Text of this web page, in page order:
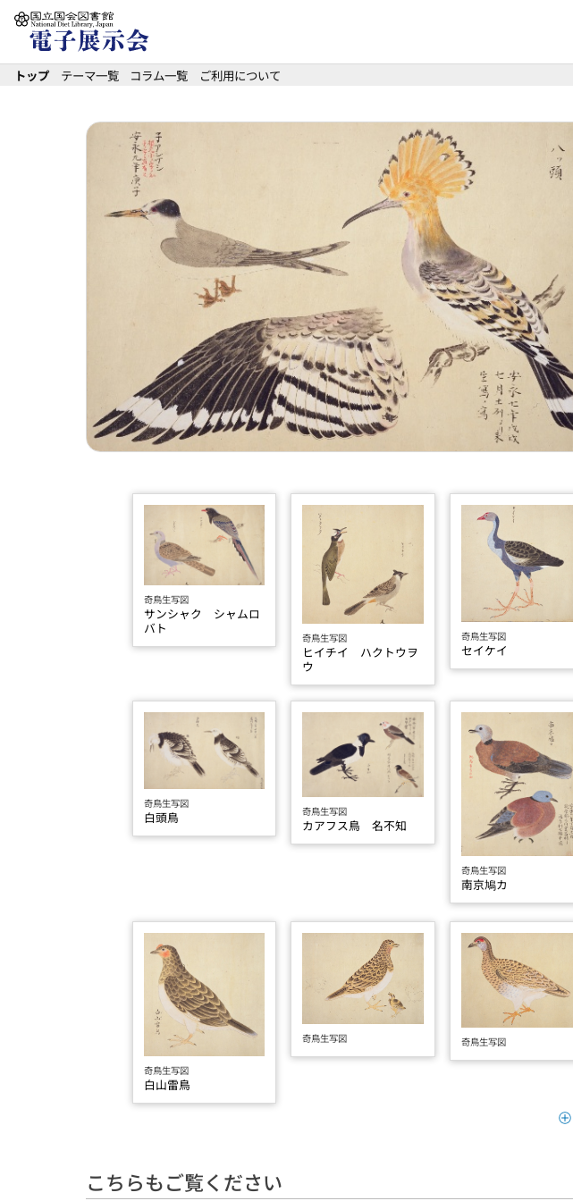
本文へ移動
トップ
テーマ一覧 コラム一覧 ご利用について
奇鳥生写図
サンシャク シャムロ
バト
奇鳥生写図
ヒイチイ ハクトウヲ
ウ
奇鳥生写図
セイケイ
奇鳥生写図
白頭鳥 奇鳥生写図
カアフス鳥 名不知
奇鳥生写図
南京鳩カ
奇鳥生写図
白山雷鳥
奇鳥生写図 奇鳥生写図
こちらもご覧ください